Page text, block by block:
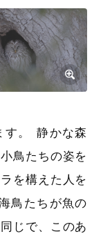
す。
静かな森
鳥たちの姿を
を構えた人を
鳥たちが魚の
じで、このあ